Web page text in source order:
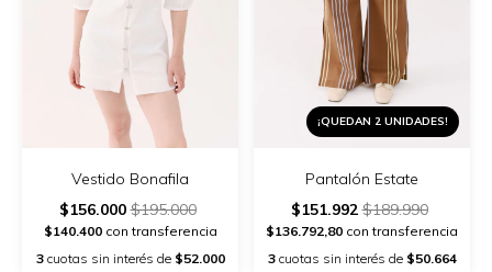
Vestido Bonafila
$156.000$195.000
$140.400con transferencia
3cuotas sin interés de $52.000
¡QUEDAN 2 UNIDADES!
Pantalón Estate
$151.992$189.990
$136.792,80 con transferencia
3cuotas sin interés de $50.664